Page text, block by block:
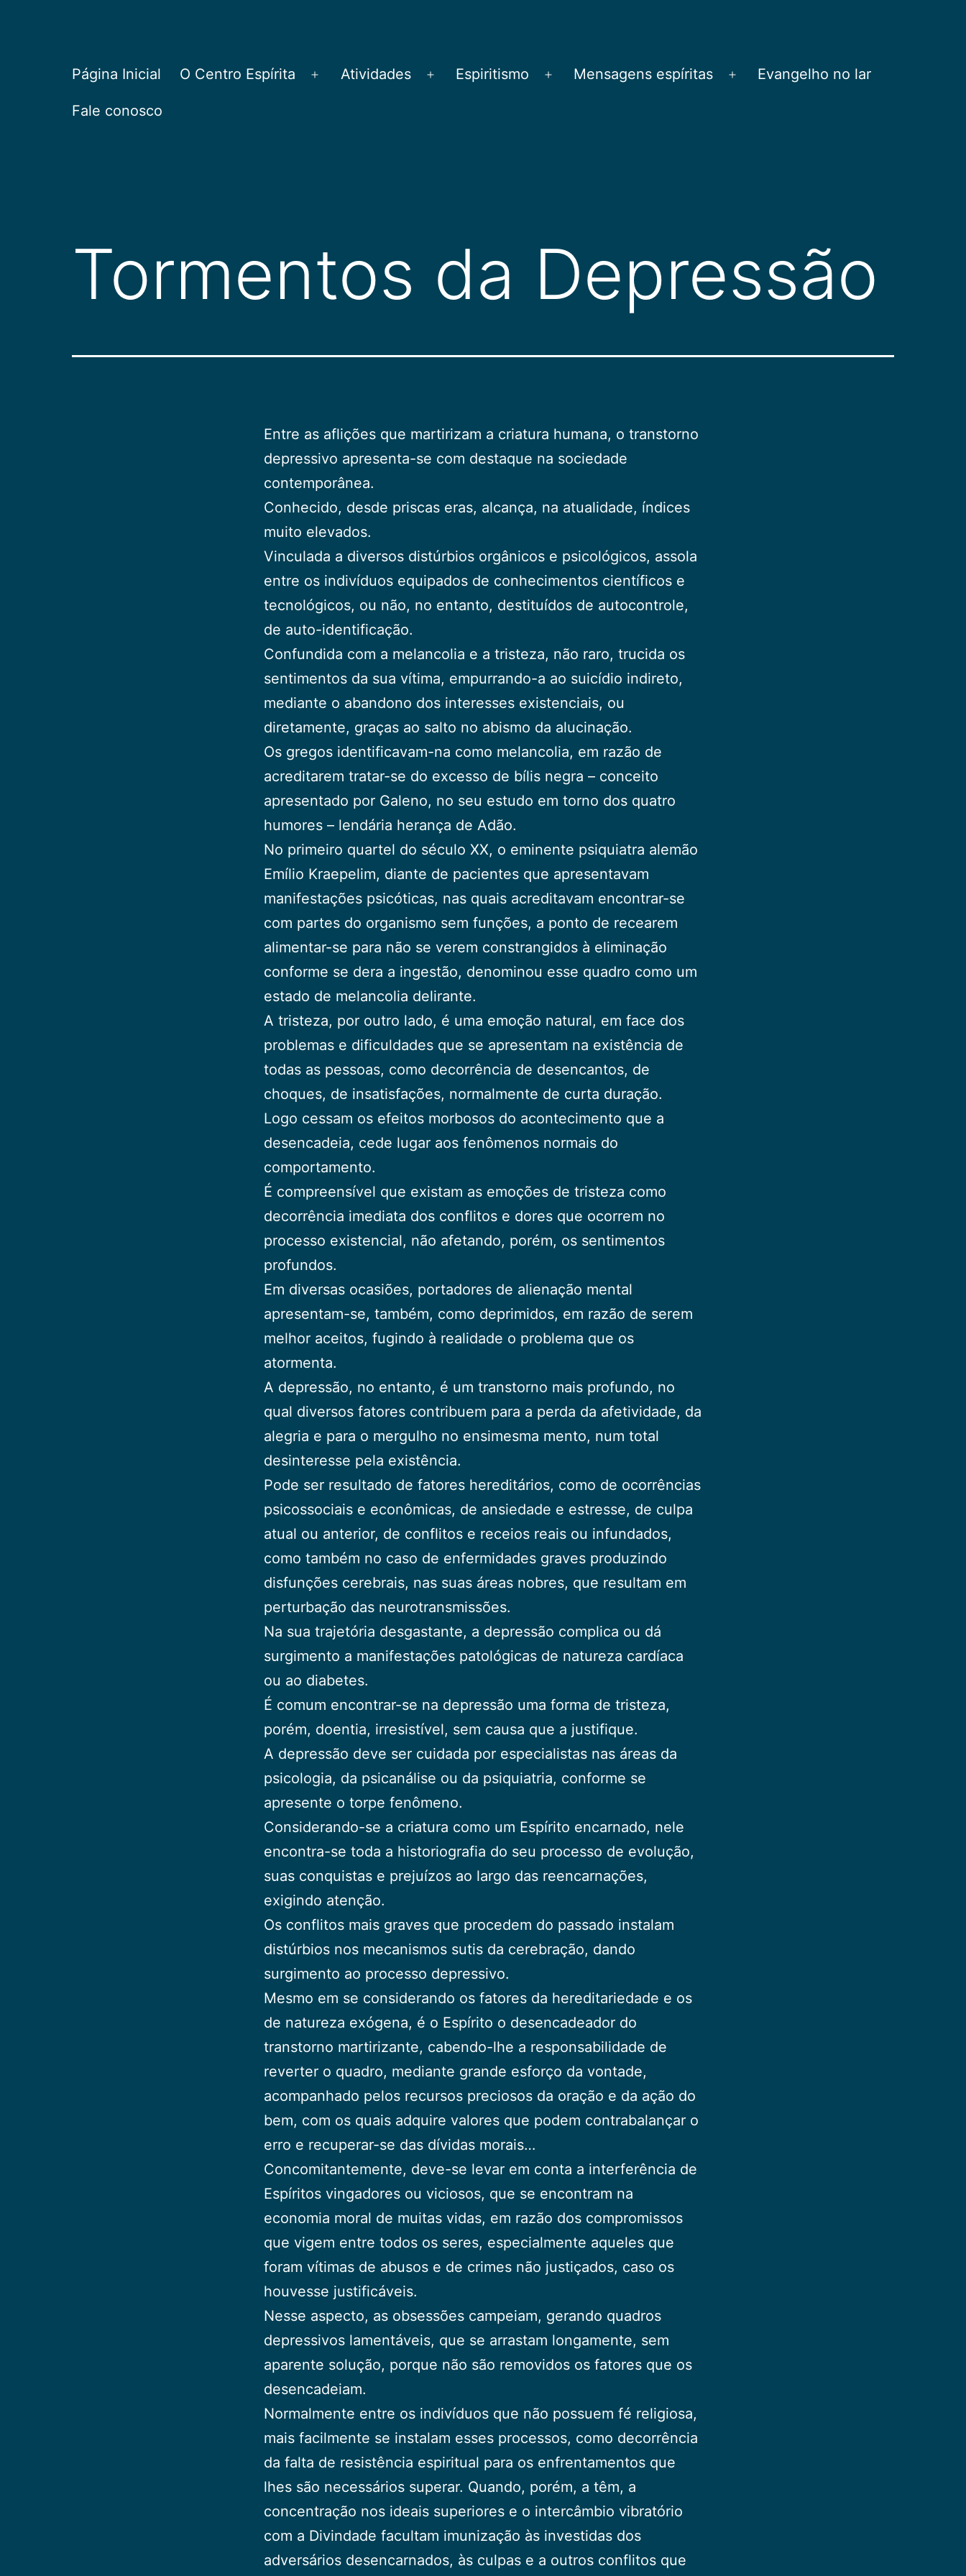
CEPAC
Página Inicial O Centro Espírita
Abrir
Atividades
Abrir
Espiritismo
Abrir
Mensagens espíritas
Abrir
Evangelho no lar
Fale conosco
Tormentos da Depressão
Entre as aflições que martirizam a criatura humana, o transtorno
depressivo apresenta-se com destaque na sociedade
contemporânea.
Conhecido, desde priscas eras, alcança, na atualidade, índices
muito elevados.
Vinculada a diversos distúrbios orgânicos e psicológicos, assola
entre os indivíduos equipados de conhecimentos científicos e
tecnológicos, ou não, no entanto, destituídos de autocontrole,
de auto-identificação.
Confundida com a melancolia e a tristeza, não raro, trucida os
sentimentos da sua vítima, empurrando-a ao suicídio indireto,
mediante o abandono dos interesses existenciais, ou
diretamente, graças ao salto no abismo da alucinação.
Os gregos identificavam-na como melancolia, em razão de
acreditarem tratar-se do excesso de bílis negra – conceito
apresentado por Galeno, no seu estudo em torno dos quatro
humores – lendária herança de Adão.
No primeiro quartel do século XX, o eminente psiquiatra alemão
Emílio Kraepelim, diante de pacientes que apresentavam
manifestações psicóticas, nas quais acreditavam encontrar-se
com partes do organismo sem funções, a ponto de recearem
alimentar-se para não se verem constrangidos à eliminação
conforme se dera a ingestão, denominou esse quadro como um
estado de melancolia delirante.
A tristeza, por outro lado, é uma emoção natural, em face dos
problemas e dificuldades que se apresentam na existência de
todas as pessoas, como decorrência de desencantos, de
choques, de insatisfações, normalmente de curta duração.
Logo cessam os efeitos morbosos do acontecimento que a
desencadeia, cede lugar aos fenômenos normais do
comportamento.
É compreensível que existam as emoções de tristeza como
decorrência imediata dos conflitos e dores que ocorrem no
processo existencial, não afetando, porém, os sentimentos
profundos.
Em diversas ocasiões, portadores de alienação mental
apresentam-se, também, como deprimidos, em razão de serem
melhor aceitos, fugindo à realidade o problema que os
atormenta.
A depressão, no entanto, é um transtorno mais profundo, no
qual diversos fatores contribuem para a perda da afetividade, da
alegria e para o mergulho no ensimesma mento, num total
desinteresse pela existência.
Pode ser resultado de fatores hereditários, como de ocorrências
psicossociais e econômicas, de ansiedade e estresse, de culpa
atual ou anterior, de conflitos e receios reais ou infundados,
como também no caso de enfermidades graves produzindo
disfunções cerebrais, nas suas áreas nobres, que resultam em
perturbação das neurotransmissões.
Na sua trajetória desgastante, a depressão complica ou dá
surgimento a manifestações patológicas de natureza cardíaca
ou ao diabetes.
É comum encontrar-se na depressão uma forma de tristeza,
porém, doentia, irresistível, sem causa que a justifique.
A depressão deve ser cuidada por especialistas nas áreas da
psicologia, da psicanálise ou da psiquiatria, conforme se
apresente o torpe fenômeno.
Considerando-se a criatura como um Espírito encarnado, nele
encontra-se toda a historiografia do seu processo de evolução,
suas conquistas e prejuízos ao largo das reencarnações,
exigindo atenção.
Os conflitos mais graves que procedem do passado instalam
distúrbios nos mecanismos sutis da cerebração, dando
surgimento ao processo depressivo.
Mesmo em se considerando os fatores da hereditariedade e os
de natureza exógena, é o Espírito o desencadeador do
transtorno martirizante, cabendo-lhe a responsabilidade de
reverter o quadro, mediante grande esforço da vontade,
acompanhado pelos recursos preciosos da oração e da ação do
bem, com os quais adquire valores que podem contrabalançar o
erro e recuperar-se das dívidas morais…
Concomitantemente, deve-se levar em conta a interferência de
Espíritos vingadores ou viciosos, que se encontram na
economia moral de muitas vidas, em razão dos compromissos
que vigem entre todos os seres, especialmente aqueles que
foram vítimas de abusos e de crimes não justiçados, caso os
houvesse justificáveis.
Nesse aspecto, as obsessões campeiam, gerando quadros
depressivos lamentáveis, que se arrastam longamente, sem
aparente solução, porque não são removidos os fatores que os
desencadeiam.
Normalmente entre os indivíduos que não possuem fé religiosa,
mais facilmente se instalam esses processos, como decorrência
da falta de resistência espiritual para os enfrentamentos que
lhes são necessários superar. Quando, porém, a têm, a
concentração nos ideais superiores e o intercâmbio vibratório
com a Divindade facultam imunização às investidas dos
adversários desencarnados, às culpas e a outros conflitos que